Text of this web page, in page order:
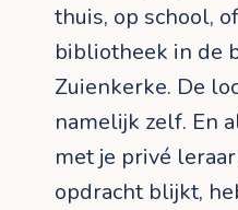
thuis, op school,
bibliotheek in de
Zuienkerke. De
namelijk zelf. En
met je privé
opdracht blijkt,